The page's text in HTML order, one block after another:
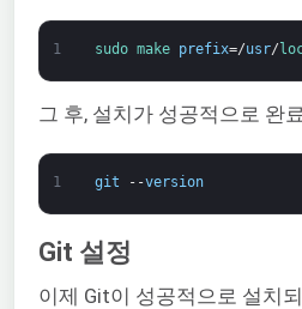
1 sudo make prefix=/usr/
그 후, 설치가 성공적으로 완
1 git --version
Git 설정
이제 Git이 성공적으로 설치